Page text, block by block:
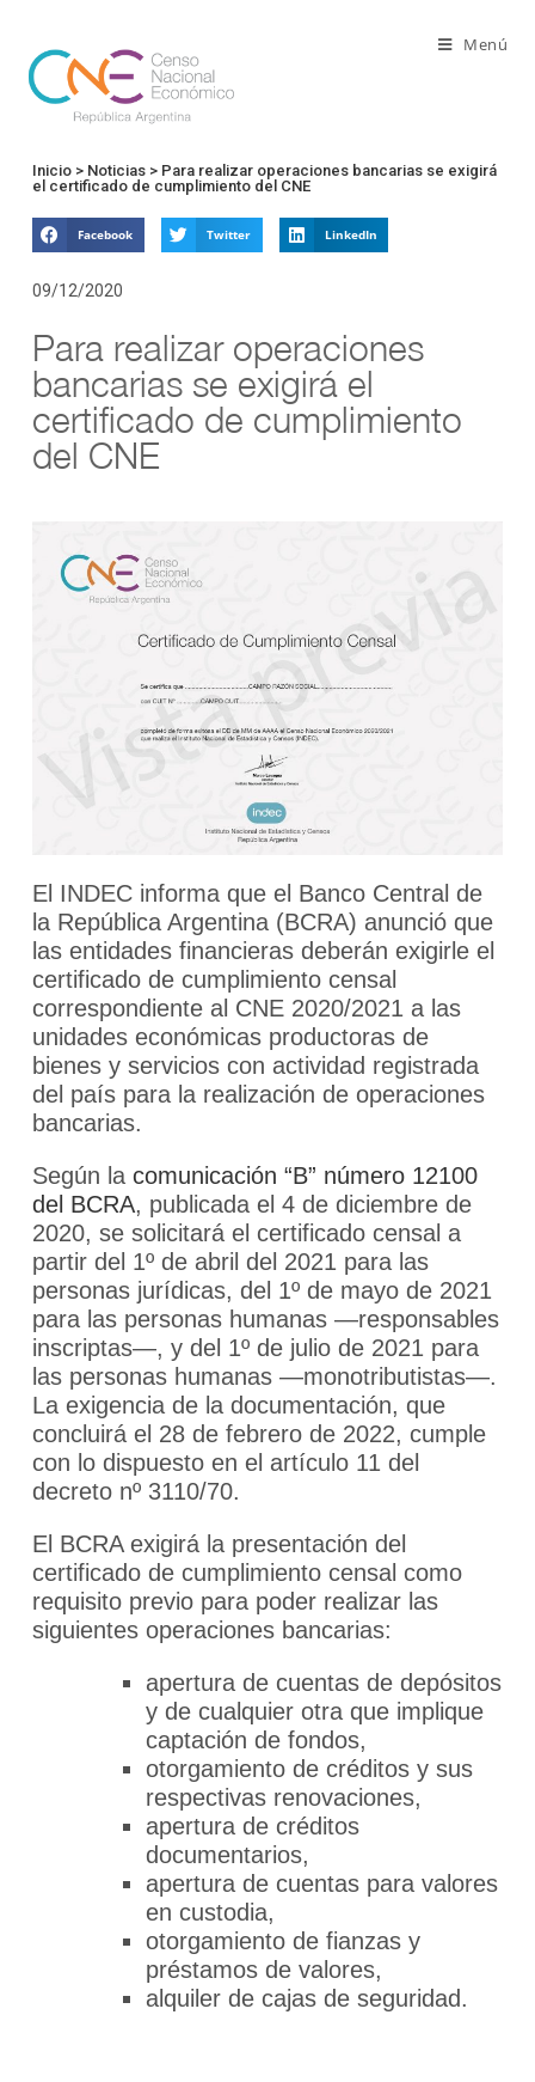
Menú
Inicio > Noticias > Para realizar operaciones bancarias se exigirá
el certificado de cumplimiento del CNE
Facebook Twitter LinkedIn
09/12/2020
Para realizar operaciones
bancarias se exigirá el
certificado de cumplimiento
del CNE
El INDEC informa que el Banco Central de
la República Argentina (BCRA) anunció que
las entidades financieras deberán exigirle el
certificado de cumplimiento censal
correspondiente al CNE 2020/2021 a las
unidades económicas productoras de
bienes y servicios con actividad registrada
del país para la realización de operaciones
bancarias.
Según la comunicación “B” número 12100
del BCRA, publicada el 4 de diciembre de
2020, se solicitará el certificado censal a
partir del 1º de abril del 2021 para las
personas jurídicas, del 1º de mayo de 2021
para las personas humanas —responsables
inscriptas—, y del 1º de julio de 2021 para
las personas humanas —monotributistas—.
La exigencia de la documentación, que
concluirá el 28 de febrero de 2022, cumple
con lo dispuesto en el artículo 11 del
decreto nº 3110/70.
El BCRA exigirá la presentación del
certificado de cumplimiento censal como
requisito previo para poder realizar las
siguientes operaciones bancarias:
apertura de cuentas de depósitos
y de cualquier otra que implique
captación de fondos,
otorgamiento de créditos y sus
respectivas renovaciones,
apertura de créditos
documentarios,
apertura de cuentas para valores
en custodia,
otorgamiento de fianzas y
préstamos de valores,
alquiler de cajas de seguridad.